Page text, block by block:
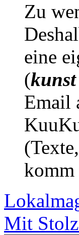
Zu
eine
(
Email
komm
Mit